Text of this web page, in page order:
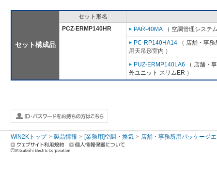
セット構成品
セット形名
PCZ-ERMP140HR
PAR-40MA （ 空調管理システ
PC-RP140HA14 （ 店舗・事
用天吊形室内 ）
PUZ-ERMP140LA6 （ 店舗・
外ユニット スリムER ）
WIN2Kトップ 製品情報 [業務用]空調・換気 店舗・事務所用パッケージ